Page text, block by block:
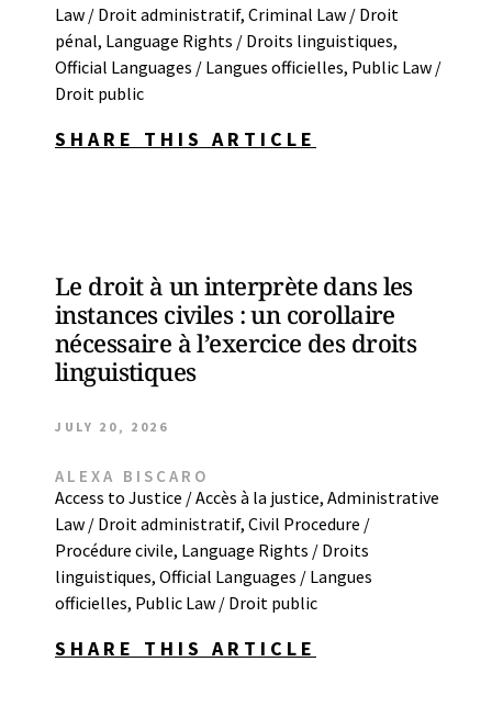
Law / Droit administratif, Criminal Law / Droit
pénal, Language Rights / Droits linguistiques,
Official Languages / Langues officielles, Public Law /
Droit public
SHARE THIS ARTICLE
Le droit à un interprète dans les
instances civiles : un corollaire
nécessaire à l’exercice des droits
linguistiques
JULY 20, 2026
ALEXA BISCARO
Access to Justice / Accès à la justice, Administrative
Law / Droit administratif, Civil Procedure /
Procédure civile, Language Rights / Droits
linguistiques, Official Languages / Langues
officielles, Public Law / Droit public
SHARE THIS ARTICLE